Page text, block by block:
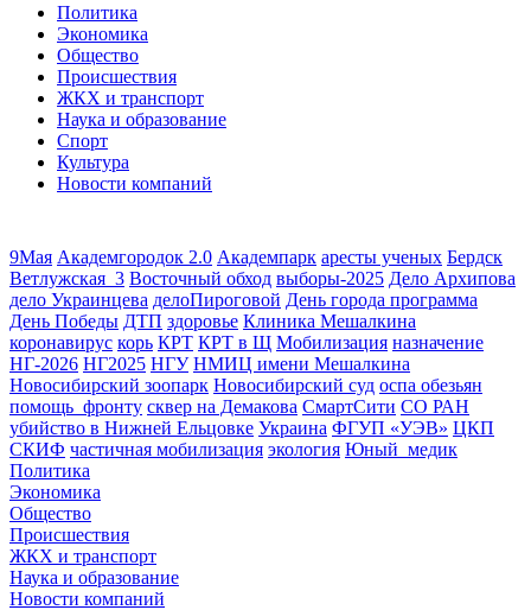
Политика
Экономика
Общество
Происшествия
ЖКХ и транспорт
Наука и образование
Спорт
Культура
Новости компаний
9Мая Академгородок 2.0 Академпарк аресты ученых Бердск
Ветлужская_3 Восточный обход выборы-2025 Дело Архипова
дело Украинцева делоПироговой День города программа
День Победы ДТП здоровье Клиника Мешалкина
коронавирус корь КРТ КРТ в Щ Мобилизация назначение
НГ-2026 НГ2025 НГУ НМИЦ имени Мешалкина
Новосибирский зоопарк Новосибирский суд оспа обезьян
помощь_фронту сквер на Демакова СмартСити СО РАН
убийство в Нижней Ельцовке Украина ФГУП «УЭВ» ЦКП
СКИФ частичная мобилизация экология Юный_медик
Политика
Экономика
Общество
Происшествия
ЖКХ и транспорт
Наука и образование
Новости компаний